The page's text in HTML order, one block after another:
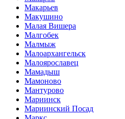
Макарьев
Макушино
Малая Вишера
Малгобек
Малмыж
Малоархангельск
Малоярославец
Мамадыш
Мамоново
Мантурово
Мариинск
Мариинский Посад